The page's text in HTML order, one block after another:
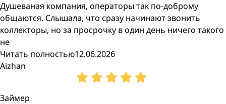
Душеваная компания, операторы так по-доброму
общаются. Слышала, что сразу начинают звонить
коллекторы, но за просрочку в один день ничего такого
не
Читать полностью12.06.2026
Aizhan
Займер